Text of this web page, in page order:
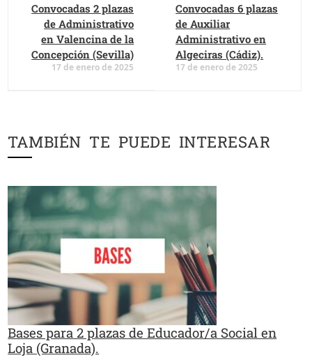
Convocadas 2 plazas
de Administrativo
en Valencina de la
Concepción (Sevilla)
17 de enero de 2025
Convocadas 6 plazas
de Auxiliar
Administrativo en
Algeciras (Cádiz).
17 de enero de 2025
TAMBIÉN TE PUEDE INTERESAR
Bases para 2 plazas de Educador/a Social en
Loja (Granada).